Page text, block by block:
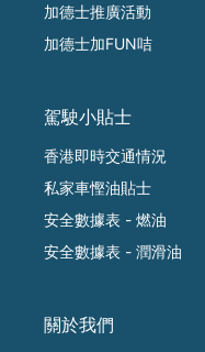
加德士推廣活動
加德士加FUN咭
駕駛小貼士
香港即時交通情況
私家車慳油貼士
安全數據表 - 燃油
安全數據表 - 潤滑油
關於我們